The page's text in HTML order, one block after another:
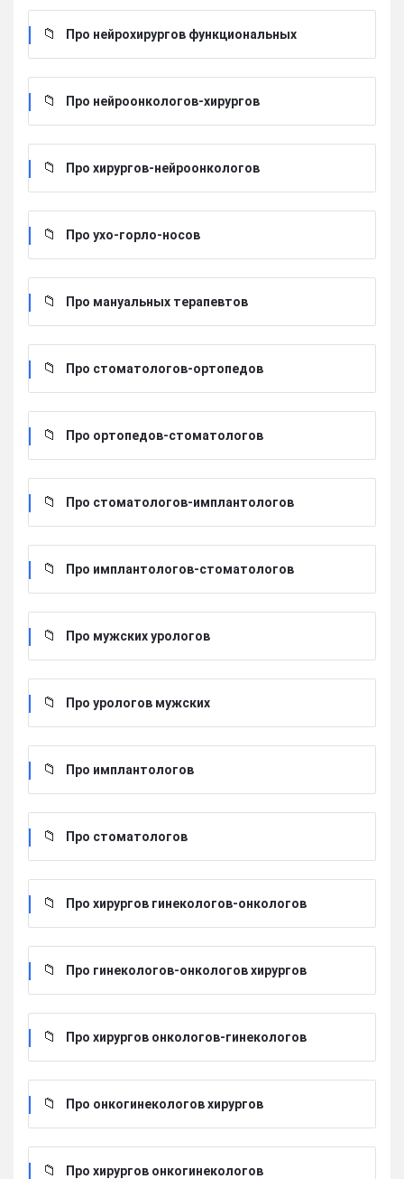
Про нейрохирургов функциональных
Про нейроонкологов-хирургов
Про хирургов-нейроонкологов
Про ухо-горло-носов
Про мануальных терапевтов
Про стоматологов-ортопедов
Про ортопедов-стоматологов
Про стоматологов-имплантологов
Про имплантологов-стоматологов
Про мужских урологов
Про урологов мужских
Про имплантологов
Про стоматологов
Про хирургов гинекологов-онкологов
Про гинекологов-онкологов хирургов
Про хирургов онкологов-гинекологов
Про онкогинекологов хирургов
Про хирургов онкогинекологов